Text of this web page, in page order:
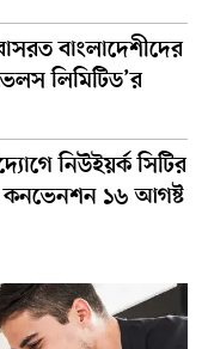
বাংলাদেশীদের
লিমিটিড’র
নিউইয়র্ক সিটির
কনভেনশন ১৬ আগষ্ট